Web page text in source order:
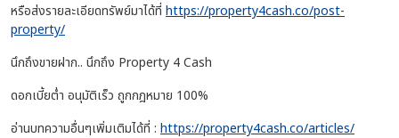
หรือส่งรายละเอียดทรัพย์มาได้ที่ https://property4cash.co/post-
property/
นึกถึงขายฝาก.. นึกถึง Property 4 Cash
ดอกเบี้ยต่ำ อนุมัติเร็ว ถูกกฎหมาย 100%
อ่านบทความอื่นๆเพิ่มเติมได้ที่ : https://property4cash.co/articles/